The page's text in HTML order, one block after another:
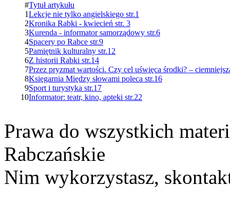
#Tytuł artykułu
1Lekcje nie tylko angielskiego str.1
2Kronika Rabki - kwiecień str. 3
3Kurenda - informator samorządowy str.6
4Spacery po Rabce str.9
5Pamiętnik kulturalny str.12
6Z historii Rabki str.14
7Przez pryzmat wartości. Czy cel uświęca środki? –
8Księgarnia Między słowami poleca str.16
9Sport i turystyka str.17
10Informator: teatr, kino, apteki str.22
Prawa do wszystkich
Rabczańskie
Nim wykorzystasz,